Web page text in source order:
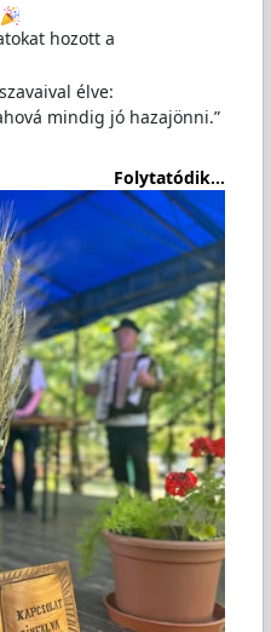
hozott a
élve:
mindig jó hazajönni.”
Folytatódik...